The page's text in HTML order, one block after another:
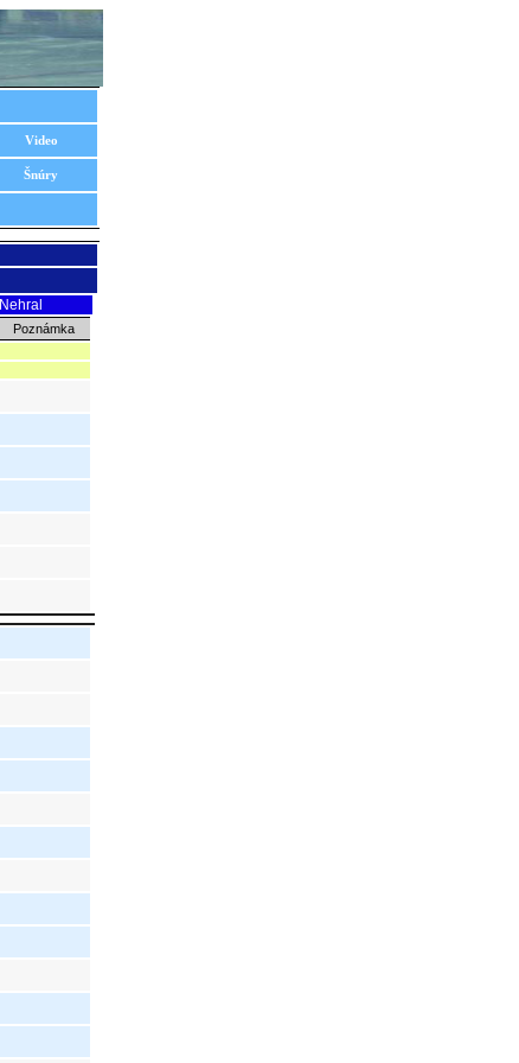
Video
Šnúry
Nehral
Poznámka